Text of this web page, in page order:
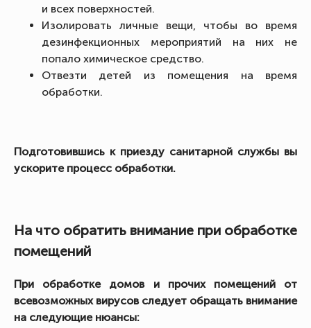
и всех поверхностей.
Изолировать личные вещи, чтобы во время
дезинфекционных мероприятий на них не
попало химическое средство.
Отвезти детей из помещения на время
обработки.
Подготовившись к приезду санитарной службы вы
ускорите процесс обработки.
На что обратить внимание при обработке
помещений
При обработке домов и прочих помещений от
всевозможных вирусов следует обращать внимание
на следующие нюансы: